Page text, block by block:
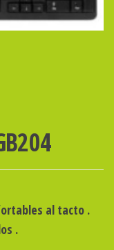
al tacto .
.